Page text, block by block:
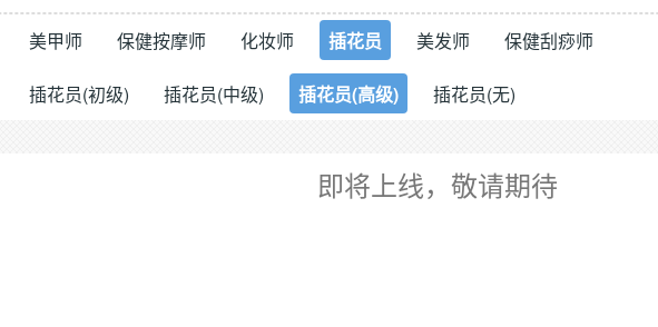
美甲师 保健按摩师 化妆师 插花员 美发师
保健刮痧师
插花员(初级) 插花员(中级) 插花员(高级) 插花员(无)
即将上线，敬请期待